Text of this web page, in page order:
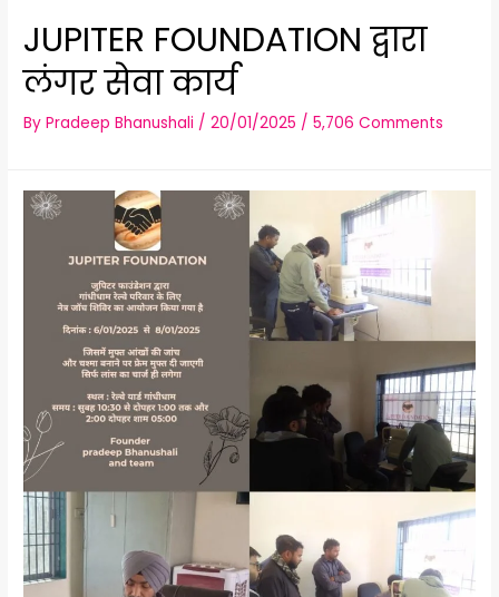
JUPITER FOUNDATION द्वारा
लंगर सेवा कार्य
ByPradeep Bhanushali /20/01/2025 /5,706 Comments